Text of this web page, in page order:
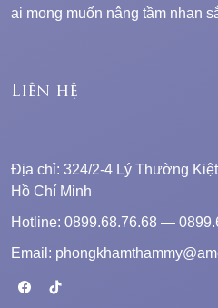
ai mong muốn nâng tầm nhan
Liên hệ
Địa chỉ: 324/2-4 Lý Thường
Hồ Chí Minh
Hotline: 0899.68.76.68 —
Email: